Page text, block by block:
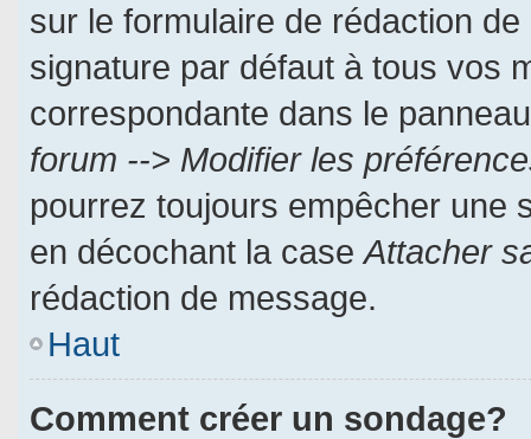
sur le formulaire de rédaction
signature par défaut à tous vos
correspondante dans le
forum --> Modifier les
pourrez toujours empêcher une
en décochant la caseAttacher
rédaction de message.
Haut
Comment créer un sondage?